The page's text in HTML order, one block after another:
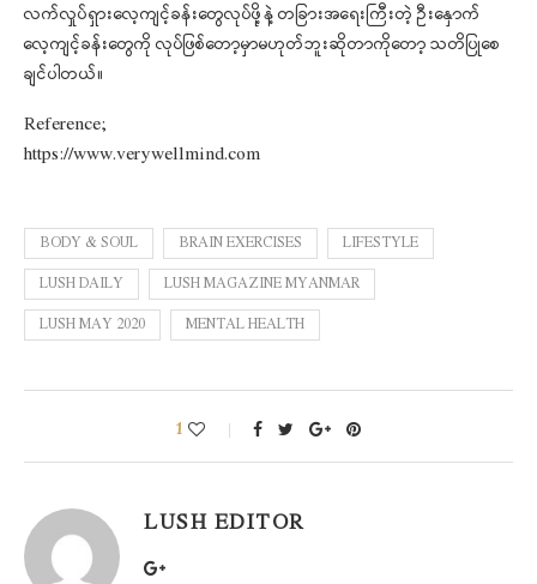
လက်လှုပ်ရှားလေ့ကျင့်ခန်းတွေလုပ်ဖို့ နဲ့ တခြားအရေးကြီးတဲ့ ဦးနှောက်
လေ့ကျင့်ခန်းတွေကို လုပ်ဖြစ်တော့မှာမဟုတ်ဘူးဆိုတာကိုတော့ သတိပြုစေ
ချင်ပါတယ်။
Reference;
https://www.verywellmind.com
BODY & SOUL BRAIN EXERCISES LIFESTYLE
LUSH DAILY LUSH MAGAZINE MYANMAR
LUSH MAY 2020 MENTAL HEALTH
1
LUSH EDITOR